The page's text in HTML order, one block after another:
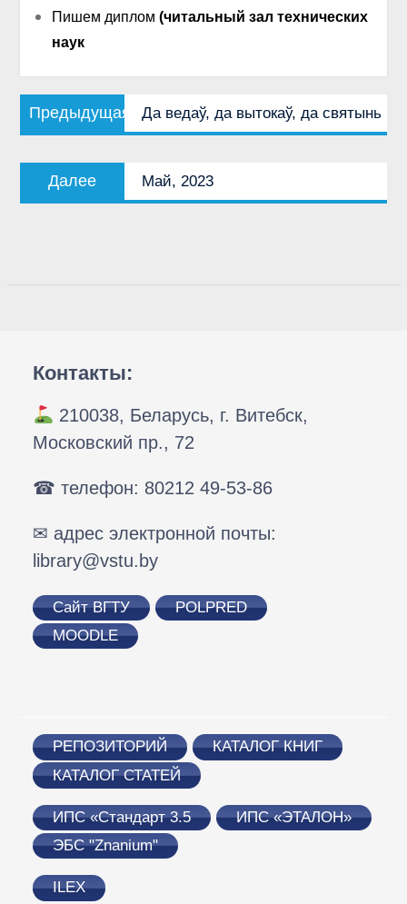
Пишем диплом (читальный зал технических
наук
Навигация
по
Предыдущая
Предыдущая
запись:
Да ведаў, да вытокаў, да святынь
Далее
Следующая
запись:
Май, 2023
Контакты:
210038, Беларусь, г. Витебск,
Московский пр., 72
☎ телефон: 80212 49-53-86
✉ адрес электронной почты:
library@vstu.by
Сайт ВГТУ
POLPRED
MOODLE
РЕПОЗИТОРИЙ
КАТАЛОГ КНИГ
КАТАЛОГ СТАТЕЙ
ИПС «Стандарт 3.5
ИПС «ЭТАЛОН»
ЭБС "Znanium"
ILEX